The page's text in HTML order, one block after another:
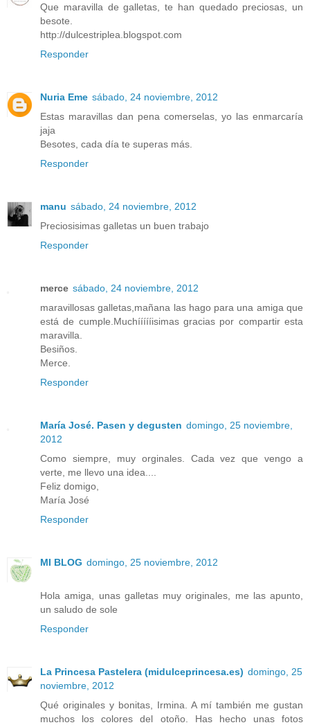
Que maravilla de galletas, te han quedado preciosas, un
besote.
http://dulcestriplea.blogspot.com
Responder
Nuria Eme sábado, 24 noviembre, 2012
Estas maravillas dan pena comerselas, yo las enmarcaría
jaja
Besotes, cada día te superas más.
Responder
manu sábado, 24 noviembre, 2012
Preciosisimas galletas un buen trabajo
Responder
merce sábado, 24 noviembre, 2012
maravillosas galletas,mañana las hago para una amiga que
está de cumple.Muchíííííisimas gracias por compartir esta
maravilla.
Besiños.
Merce.
Responder
María José. Pasen y degusten domingo, 25 noviembre,
2012
Como siempre, muy orginales. Cada vez que vengo a
verte, me llevo una idea....
Feliz domigo,
María José
Responder
MI BLOG domingo, 25 noviembre, 2012
Hola amiga, unas galletas muy originales, me las apunto,
un saludo de sole
Responder
La Princesa Pastelera (midulceprincesa.es) domingo, 25
noviembre, 2012
Qué originales y bonitas, Irmina. A mí también me gustan
muchos los colores del otoño. Has hecho unas fotos